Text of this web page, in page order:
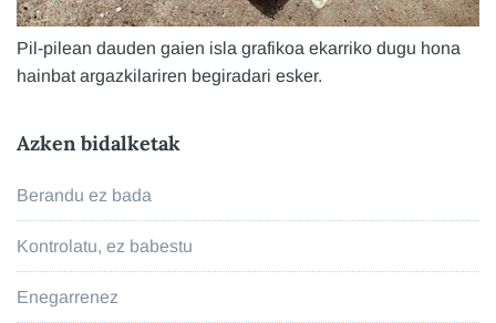
Pil-pilean dauden gaien isla grafikoa ekarriko dugu hona
hainbat argazkilariren begiradari esker.
Azken bidalketak
Berandu ez bada
Kontrolatu, ez babestu
Enegarrenez